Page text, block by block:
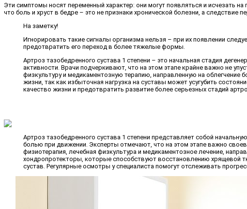
Эти симптомы носят переменный характер: они могут появляться и исчезать
что боль и хруст в бедре – это не признаки хронической болезни, а следствие
На заметку!
Игнорировать такие сигналы организма нельзя – при их появлении
предотвратить его переход в более тяжелые формы.
Артроз тазобедренного сустава 1 степени – это начальная стадия
активности. Врачи подчеркивают, что на этом этапе крайне важно не
физкультуру и медикаментозную терапию, направленную на
жизни, так как избыточная нагрузка на суставы может усугубить
качество жизни и предотвратить развитие более серьезных стадий
Артроз тазобедренного сустава 1 степени представляет собой
болью при движении. Эксперты отмечают, что на этом этапе важно
физиотерапия, лечебная физкультура и медикаментозное лечение,
хондропротекторы, которые способствуют восстановлению хрящевой
сустав. Регулярные осмотры у специалиста помогут отслеживать